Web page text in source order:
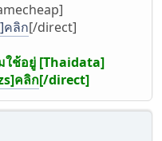
คลิก[/direct]
ใช้อยู่ [Thaidata]
คลิก[/direct]